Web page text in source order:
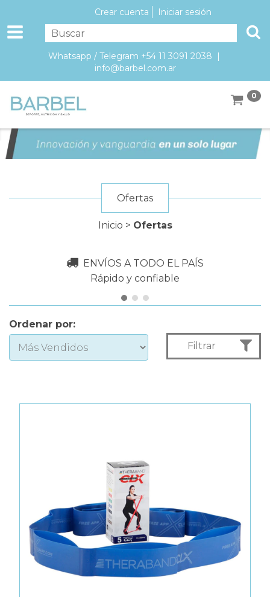
Crear cuenta Iniciar sesión
Whatsapp / Telegram +54 11 3091 2038 |
info@barbel.com.ar
0
Ofertas
Inicio > Ofertas
ENVÍOS A TODO EL PAÍS
Rápido y confiable
Ordenar por:
Filtrar